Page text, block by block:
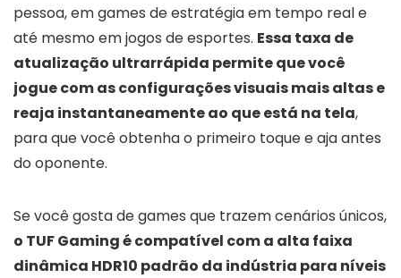
pessoa, em games de estratégia em tempo real e
até mesmo em jogos de esportes. Essa taxa de
atualização ultrarrápida permite que você
jogue com as configurações visuais mais altas e
reaja instantaneamente ao que está na tela,
para que você obtenha o primeiro toque e aja antes
do oponente.
Se você gosta de games que trazem cenários únicos,
o TUF Gaming é compatível com a alta faixa
dinâmica HDR10 padrão da indústria para níveis